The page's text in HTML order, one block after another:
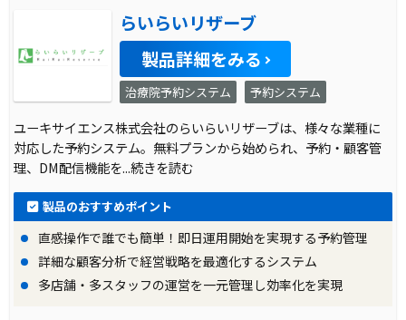
らいらいリザーブ
製品詳細をみる
治療院予約システム 予約システム
ユーキサイエンス株式会社のらいらいリザーブは、様々な業種に
対応した予約システム。無料プランから始められ、予約・顧客管
理、DM配信機能を...続きを読む
製品のおすすめポイント
直感操作で誰でも簡単！即日運用開始を実現する予約管理
詳細な顧客分析で経営戦略を最適化するシステム
多店舗・多スタッフの運営を一元管理し効率化を実現